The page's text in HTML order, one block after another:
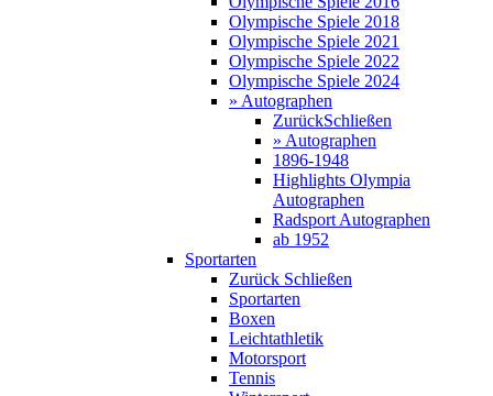
Olympische Spiele 2018
Olympische Spiele 2021
Olympische Spiele 2022
Olympische Spiele 2024
» Autographen
ZurückSchließen
» Autographen
1896-1948
Highlights Olympia
Autographen
Radsport Autographen
ab 1952
Sportarten
Zurück Schließen
Sportarten
Boxen
Leichtathletik
Motorsport
Tennis